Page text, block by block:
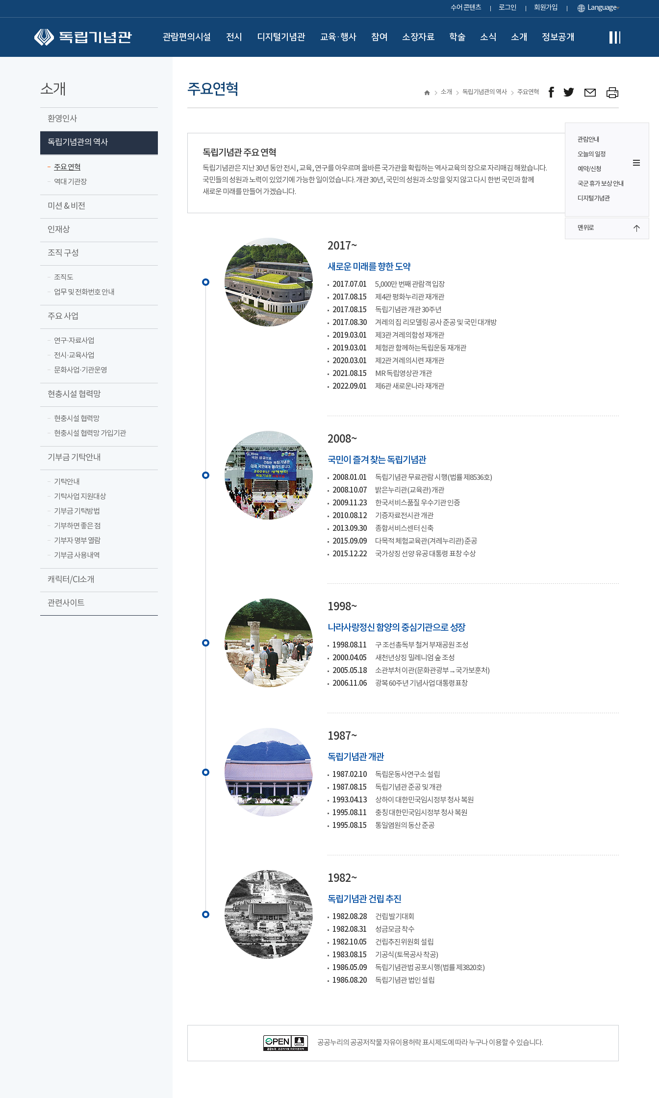
수어 콘텐츠 로그인 회원가입 Language
관람편의시설 전시 디지털기념관 교육·행사 참여 소장자료 학술 소식 소개 정보공개
관람안내
오늘의 일정
예약/신청
국군 휴가 보상 안내
디지털기념관
맨위로
소개
환영인사
독립기념관의 역사
주요 연혁
역대 기관장
미션 & 비전
인재상
조직 구성
조직도
업무 및 전화번호 안내
주요 사업
연구·자료사업
전시·교육사업
문화사업·기관운영
현충시설 협력망
현충시설 협력망
현충시설 협력망 가입기관
기부금 기탁안내
기탁안내
기탁사업 지원대상
기부금 기탁방법
기부하면 좋은 점
기부자 명부 열람
기부금 사용내역
캐릭터/CI소개
관련사이트
주요연혁 소개 독립기념관의 역사 주요연혁
독립기념관 주요 연혁
독립기념관은 지난 30년 동안 전시, 교육, 연구를 아우르며 올바른 국가관을 확립하는 역사교육의 장으로 자리매김 해왔습니다.
국민들의 성원과 노력이 있었기에 가능한 일이었습니다. 개관 30년, 국민의 성원과 소망을 잊지 않고 다시 한번 국민과 함께
새로운 미래를 만들어 가겠습니다.
2017~
새로운 미래를 향한 도약
2017.07.01
5,000만 번째 관람객 입장
2017.08.15
제4관 평화누리관 재개관
2017.08.15
독립기념관 개관 30주년
2017.08.30
겨레의 집 리모델링 공사 준공 및 국민 대개방
2019.03.01
제3관 겨레의함성 재개관
2019.03.01
체험관 함께하는독립운동 재개관
2020.03.01
제2관 겨레의시련 재개관
2021.08.15
MR 독립영상관 개관
2022.09.01
제6관 새로운나라 재개관
2008~
국민이 즐겨 찾는 독립기념관
2008.01.01
독립기념관 무료관람 시행(법률 제8536호)
2008.10.07
밝은누리관(교육관) 개관
2009.11.23
한국서비스품질 우수기관 인증
2010.08.12
기증자료전시관 개관
2013.09.30
종합서비스센터 신축
2015.09.09
다목적 체험교육관(겨레누리관) 준공
2015.12.22
국가상징 선양 유공 대통령 표창 수상
1998~
나라사랑정신 함양의 중심기관으로 성장
1998.08.11
구 조선총독부 철거 부재공원 조성
2000.04.05
새천년상징 밀레니엄 숲 조성
2005.05.18
소관부처 이관(문화관광부→국가보훈처)
2006.11.06
광복 60주년 기념사업 대통령표창
1987~
독립기념관 개관
1987.02.10
독립운동사연구소 설립
1987.08.15
독립기념관 준공 및 개관
1993.04.13
상하이 대한민국임시정부 청사 복원
1995.08.11
충칭 대한민국임시정부 청사 복원
1995.08.15
통일염원의 동산 준공
1982~
독립기념관 건립 추진
1982.08.28
건립 발기대회
1982.08.31
성금모금 착수
1982.10.05
건립추진위원회 설립
1983.08.15
기공식(토목공사 착공)
1986.05.09
독립기념관법 공포시행(법률 제3820호)
1986.08.20
독립기념관 법인 설립
공공누리공공저작물자유이용허락–출처표시이미지
공공누리의 공공저작물 자유이용허락 표시제도에 따라 누구나 이용할 수 있습니다.